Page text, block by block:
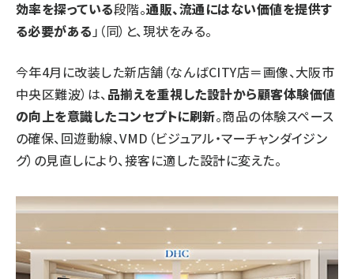
効率を探っている段階。通販、流通にはない価値を提供す
る必要がある」（同）と、現状をみる。
今年4月に改装した新店舗（なんばCITY店＝画像、大阪市
中央区難波）は、品揃えを重視した設計から顧客体験価値
の向上を意識したコンセプトに刷新。商品の体験スペース
の確保、回遊動線、VMD（ビジュアル・マーチャンダイジン
グ）の見直しにより、接客に適した設計に変えた。